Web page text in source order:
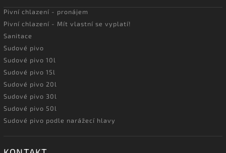
Pivní chlazení - pronájem
Pivní chlazení - Mít vlastní se vyplatí!
Sanitace
Sudové pivo
Sudové pivo 10l
Sudové pivo 15l
Sudové pivo 20l
Sudové pivo 30l
Sudové pivo 50l
Sudové pivo podle narážecí hlavy